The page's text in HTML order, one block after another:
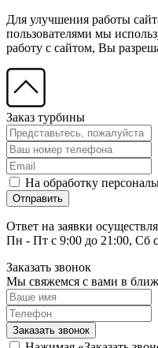
Для улучшения работы
пользователями мы
работу с сайтом, Вы
Заказ турбины
На обработку
Ответ на заявки
Пн - Пт с 9:00 до 21:00, Сб
Заказать звонок
Мы свяжемся с вами в